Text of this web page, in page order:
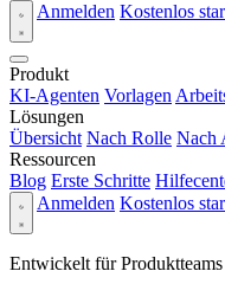
Anmelden Kostenlos
Produkt
KI-Agenten Vorlagen
Lösungen
Übersicht Nach Rolle Nach
Ressourcen
Blog Erste Schritte
Anmelden Kostenlos
Entwickelt für Produktteams